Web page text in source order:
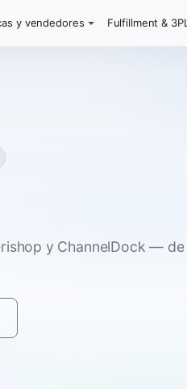
y vendedores Fulfillment & 3PL
y ChannelDock — de